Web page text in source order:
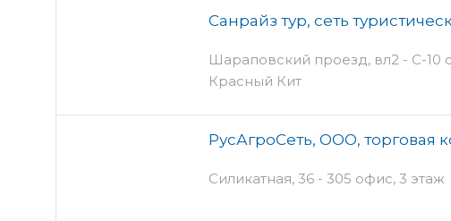
Санрайз тур, сеть
Шараповский проезд, вл2 - С-10
Красный Кит
РусАгроСеть, ООО, торговая
Силикатная, 36 - 305 офис, 3 этаж